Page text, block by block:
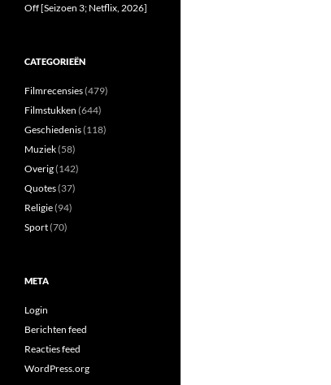
Off [Seizoen 3; Netflix, 2026]
CATEGORIEËN
Filmrecensies(479)
Filmstukken (644)
Geschiedenis(118)
Muziek(58)
Overig(142)
Quotes(37)
Religie(94)
Sport(70)
META
Login
Berichten feed
Reacties feed
WordPress.org